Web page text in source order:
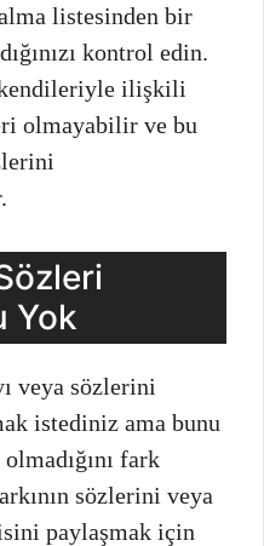
listesinden bir
kontrol edin.
ilişkili
olmayabilir ve bu
Yok
veya sözlerini
istediniz ama bunu
fark
sözlerini veya
paylaşmak için